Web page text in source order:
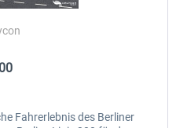
Fahrerlebnis des Berliner